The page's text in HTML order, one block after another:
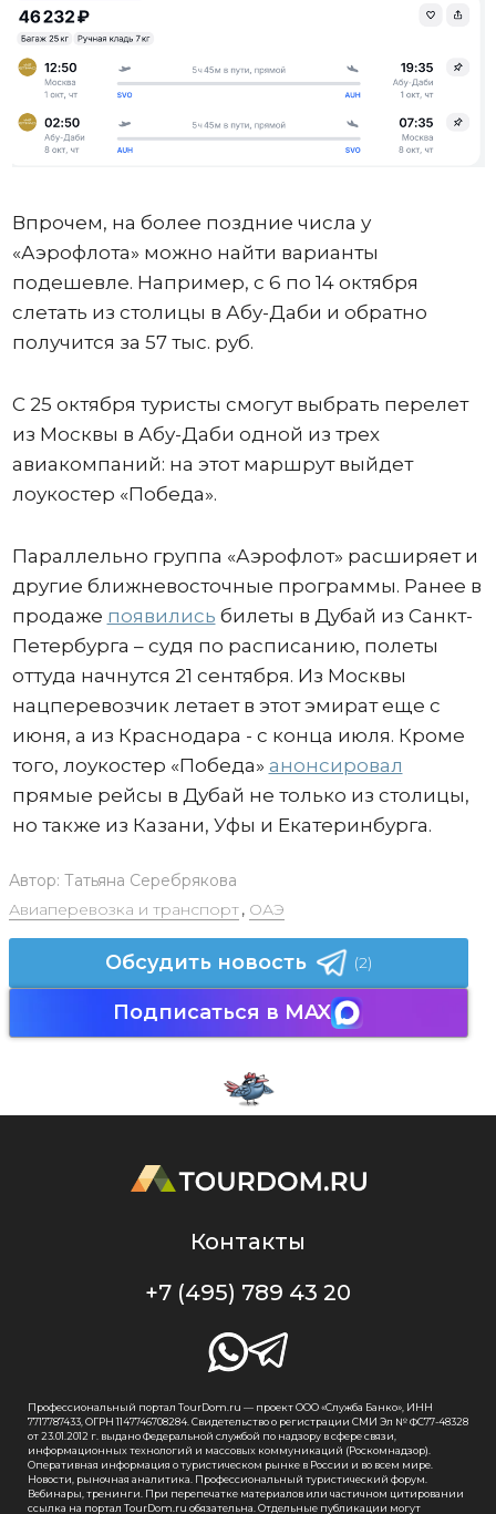
Впрочем, на более поздние числа у
«Аэрофлота» можно найти варианты
подешевле. Например, с 6 по 14 октября
слетать из столицы в Абу-Даби и обратно
получится за 57 тыс. руб.
С 25 октября туристы смогут выбрать перелет
из Москвы в Абу-Даби одной из трех
авиакомпаний: на этот маршрут выйдет
лоукостер «Победа».
Параллельно группа «Аэрофлот» расширяет и
другие ближневосточные программы. Ранее в
продаже появились билеты в Дубай из Санкт-
Петербурга – судя по расписанию, полеты
оттуда начнутся 21 сентября. Из Москвы
нацперевозчик летает в этот эмират еще с
июня, а из Краснодара - с конца июля. Кроме
того, лоукостер «Победа» анонсировал
прямые рейсы в Дубай не только из столицы,
но также из Казани, Уфы и Екатеринбурга.
Автор: Татьяна Серебрякова
Авиаперевозка и транспорт, ОАЭ
Обсудить новость (2)
Подписаться в MAX
Контакты
+7 (495) 789 43 20
Профессиональный портал TourDom.ru — проект ООО «Служба Банко», ИНН
7717787433, ОГРН 1147746708284. Свидетельство о регистрации СМИ Эл № ФС77-48328
от 23.01.2012 г. выдано Федеральной службой по надзору в сфере связи,
информационных технологий и массовых коммуникаций (Роскомнадзор).
Оперативная информация о туристическом рынке в России и во всем мире.
Новости, рыночная аналитика. Профессиональный туристический форум.
Вебинары, тренинги. При перепечатке материалов или частичном цитировании
ссылка на портал TourDom.ru обязательна. Отдельные публикации могут